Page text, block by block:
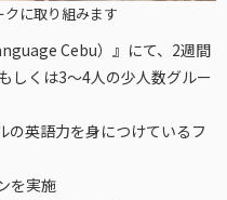
に取り組みます
Cebu）』にて、2週間
しくは3〜4人の少人数グルー
の英語力を身につけているフ
を実施